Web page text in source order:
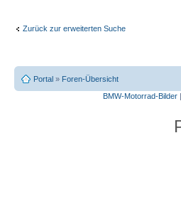
Zurück zur erweiterten Suche
Portal » Foren-Übersicht
BMW-Motorrad-Bilder|